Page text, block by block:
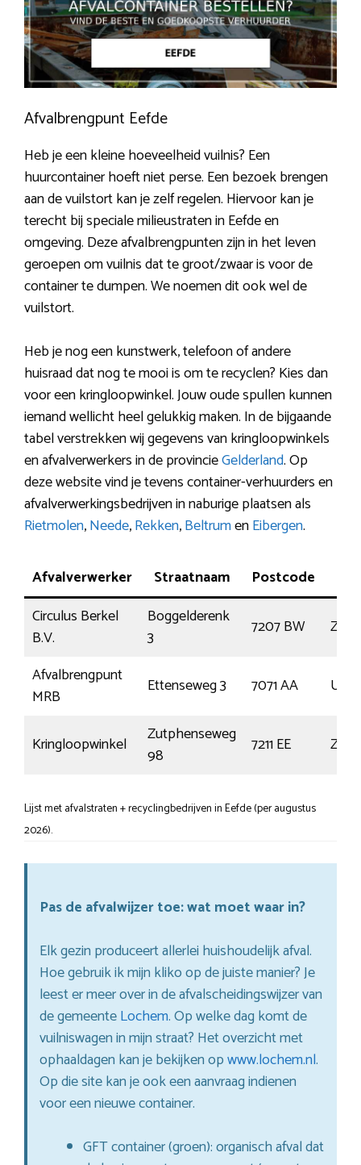
Afvalbrengpunt Eefde
Heb je een kleine hoeveelheid vuilnis? Een
huurcontainer hoeft niet perse. Een bezoek brengen
aan de vuilstort kan je zelf regelen. Hiervoor kan je
terecht bij speciale milieustraten in Eefde en
omgeving. Deze afvalbrengpunten zijn in het leven
geroepen om vuilnis dat te groot/zwaar is voor de
container te dumpen. We noemen dit ook wel de
vuilstort.
Heb je nog een kunstwerk, telefoon of andere
huisraad dat nog te mooi is om te recyclen? Kies dan
voor een kringloopwinkel. Jouw oude spullen kunnen
iemand wellicht heel gelukkig maken. In de bijgaande
tabel verstrekken wij gegevens van kringloopwinkels
en afvalverwerkers in de provincieGelderland. Op
deze website vind je tevens container-verhuurders en
afvalverwerkingsbedrijven in naburige plaatsen als
Rietmolen,Neede,Rekken,BeltrumenEibergen.
Afvalverwerker Straatnaam Postcode
Circulus Berkel
B.V.
Boggelderenk
3
7207 BW
Afvalbrengpunt
MRB
Ettenseweg 3 7071 AA Ulft
Kringloopwinkel
Zutphenseweg
98
7211 EE
Lijst met afvalstraten + recyclingbedrijven in Eefde (per augustus
2026).
Pas de afvalwijzer toe: wat moet waar in?
Elk gezin produceert allerlei huishoudelijk afval.
Hoe gebruik ik mijn kliko op de juiste manier? Je
leest er meer over in de afvalscheidingswijzer van
de gemeenteLochem. Op welke dag komt de
vuilniswagen in mijn straat? Het overzicht met
ophaaldagen kan je bekijken opwww.lochem.nl.
Op die site kan je ook een aanvraag indienen
voor een nieuwe container.
GFT container (groen): organisch afval dat